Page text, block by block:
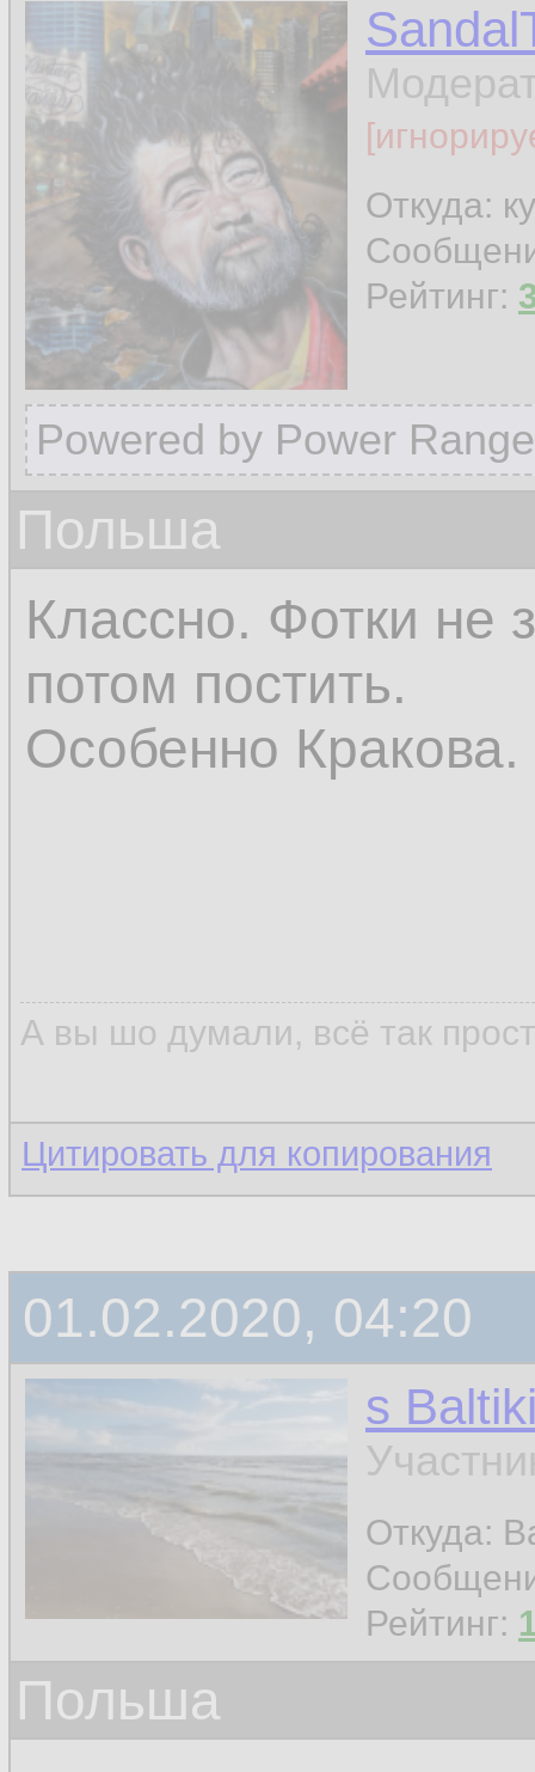
Откуда:
Рейтинг:
Powered by Power
Польша
Классно. Фотки не
потом постить.
Особенно Кракова.
А вы шо думали, всё так
Цитировать для копирования
01.02.2020, 04:20
s
Откуда:
Рейтинг:
Польша